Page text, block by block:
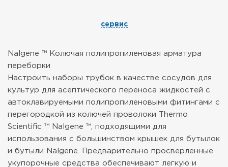
сервис
Nalgene ™ Колючая полипропиленовая арматура
переборки
Настроить наборы трубок в качестве сосудов для
культур для асептического переноса жидкостей с
автоклавируемыми полипропиленовыми фитингами с
перегородкой из колючей проволоки Thermo
Scientific ™ Nalgene ™, подходящими для
использования с большинством крышек для бутылок
и бутыли Nalgene. Предварительно просверленные
укупорочные средства обеспечивают легкую и